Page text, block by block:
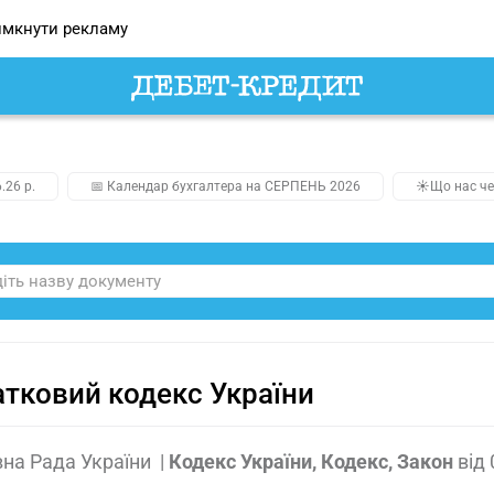
рекламу
р. 📅 Календар бухгалтера на СЕРПЕНЬ 2026 ☀️Що нас
кодекс України
Рада України | Кодекс України, Кодекс, Закон від